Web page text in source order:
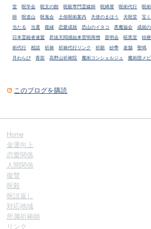
堂
呪学会 呪文の館 呪殺専門霊媒師 呪縛屋 呪術代行 呪
師
呪道山 呪鬼会 土俗呪術案内 天使のまほう 天呪堂 宝
当たる
当選 復縁 恋愛成就 恐山のイタコ 悪魔協会 成就
日本霊能者連盟
昇抜天閲感如来雲明再憎 晋明会 暗黒堂 桔
術代行
相談 祈祷 祈祷代行リンク 祈願 紗季 老舗 聖鳴
月わらび
香苗 高野山祈祷院 魔術コンシェルジュ 魔術団メ
このブログを購読
Home
金運向上
恋愛関係
人間関係
復讐
呪殺
呪詛返し
対応地域
所属祈祷師
リンク